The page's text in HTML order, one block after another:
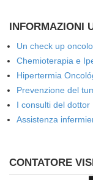
INFORMAZIONI
Un check up
Chemioterapia e
Hipertermia
Prevenzione del
I consulti del
Assistenza
CONTATORE